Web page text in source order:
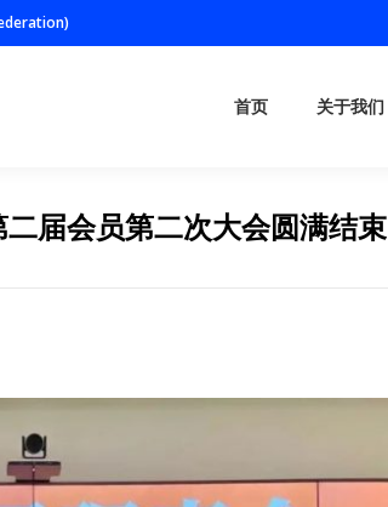
首页 关于我们
届会员第二次大会圆满结束
首页 关于我们